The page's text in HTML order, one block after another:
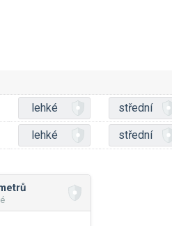
lehké střední
lehké střední